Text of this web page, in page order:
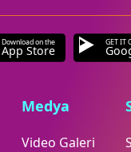
Download on the
App Store
GET IT
Medya
Video Galeri